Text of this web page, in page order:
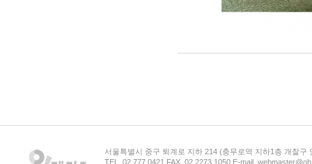
서울특별시 중구 퇴계로 지하 214 (충무로역 지하1층 개찰구
TEL. 02.777.0421 FAX. 02.2273.1050 E-mail.